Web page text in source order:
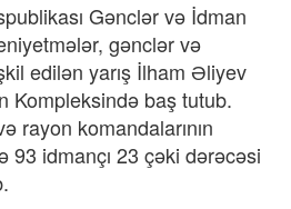
Gənclər və İdman
gənclər və
edilən yarış İlham Əliyev
Kompleksində baş tutub.
rayon komandalarının
93 idmançı 23 çəki dərəcəsi